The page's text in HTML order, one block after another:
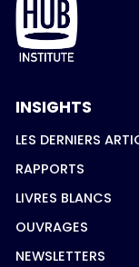
INSIGHTS
LES DERNIERS
RAPPORTS
LIVRES BLANCS
OUVRAGES
NEWSLETTERS